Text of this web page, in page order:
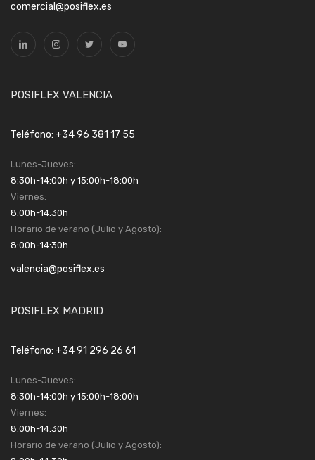
comercial@posiflex.es
POSIFLEX VALENCIA
Teléfono: +34 96 381 17 55
Lunes-Jueves:
8:30h-14:00h y 15:00h-18:00h
Viernes:
8:00h-14:30h
Horario de verano (Julio y Agosto):
8:00h-14:30h
valencia@posiflex.es
POSIFLEX MADRID
Teléfono: +34 91 296 26 61
Lunes-Jueves:
8:30h-14:00h y 15:00h-18:00h
Viernes:
8:00h-14:30h
Horario de verano (Julio y Agosto):